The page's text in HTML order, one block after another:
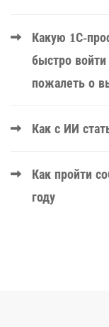
Какую 1С-
быстро
пожалеть о
Как с ИИ
Как пройти
году